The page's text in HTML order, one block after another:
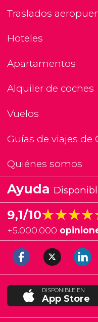
Traslados
Hoteles
Apartamentos
Alquiler de coches
Vuelos
Guías de viajes de
Quiénes somos
Ayuda
9,1/10
+5.000.000
DISPONIBLE EN
App Store